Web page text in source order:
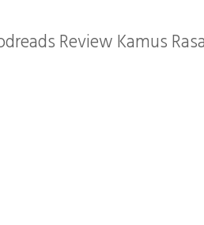
Review Kamus